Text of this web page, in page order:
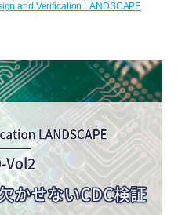
and Verification LANDSCAPE